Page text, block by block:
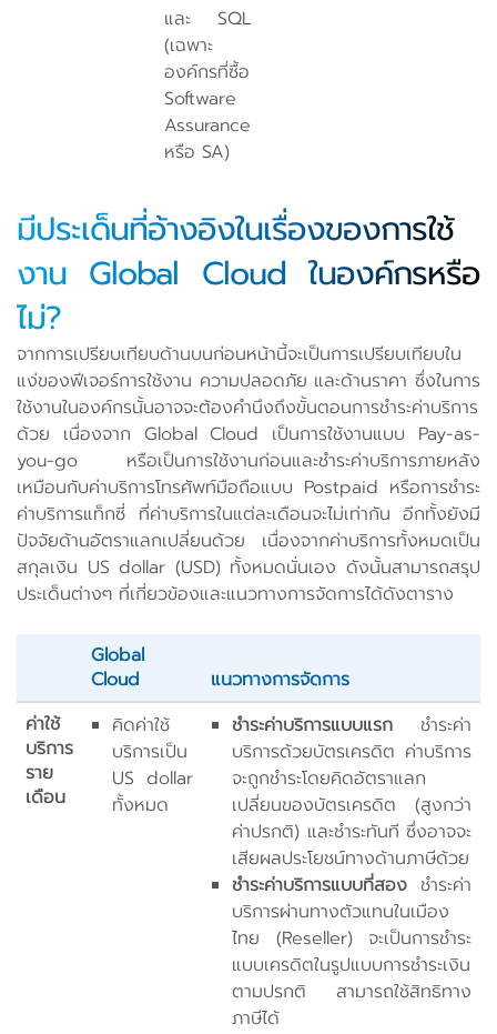
และ SQL
(เฉพาะ
องค์กรที่ซื้อ
Software
Assurance
หรือ SA)
มีประเด็นที่อ้างอิงในเรื่องของการใช้
งาน Global Cloud ในองค์กรหรือ
ไม่?
จากการเปรียบเทียบด้านบนก่อนหน้านี้จะเป็นการเปรียบเทียบใน
แง่ของฟีเจอร์การใช้งาน ความปลอดภัย และด้านราคา ซึ่งในการ
ใช้งานในองค์กรนั้นอาจจะต้องคำนึงถึงขั้นตอนการชำระค่าบริการ
ด้วย เนื่องจาก Global Cloud เป็นการใช้งานแบบ Pay-as-
you-go หรือเป็นการใช้งานก่อนและชำระค่าบริการภายหลัง
เหมือนกับค่าบริการโทรศัพท์มือถือแบบ Postpaid หรือการชำระ
ค่าบริการแท็กซี่ ที่ค่าบริการในแต่ละเดือนจะไม่เท่ากัน อีกทั้งยังมี
ปัจจัยด้านอัตราแลกเปลี่ยนด้วย เนื่องจากค่าบริการทั้งหมดเป็น
สกุลเงิน US dollar (USD) ทั้งหมดนั่นเอง ดังนั้นสามารถสรุป
ประเด็นต่างๆ ที่เกี่ยวข้องและแนวทางการจัดการได้ดังตาราง
Global
Cloud
แนวทางการจัดการ
ค่าใช้
บริการ
ราย
เดือน
คิดค่าใช้
บริการเป็น
US dollar
ทั้งหมด
ชำระค่าบริการแบบแรก ชำระค่า
บริการด้วยบัตรเครดิต ค่าบริการ
จะถูกชำระโดยคิดอัตราแลก
เปลี่ยนของบัตรเครดิต (สูงกว่า
ค่าปรกติ) และชำระทันที ซึ่งอาจจะ
เสียผลประโยชน์ทางด้านภาษีด้วย
ชำระค่าบริการแบบที่สอง ชำระค่า
บริการผ่านทางตัวแทนในเมือง
ไทย (Reseller) จะเป็นการชำระ
แบบเครดิตในรูปแบบการชำระเงิน
ตามปรกติ สามารถใช้สิทธิทาง
ภาษีได้